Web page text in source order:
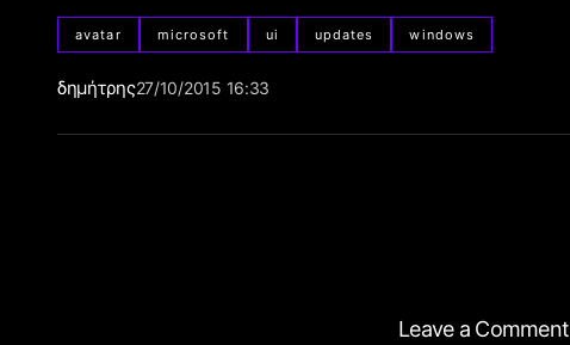
avatar microsoft ui updates windows
δημήτρης27/10/2015 16:33
Leave a Comment